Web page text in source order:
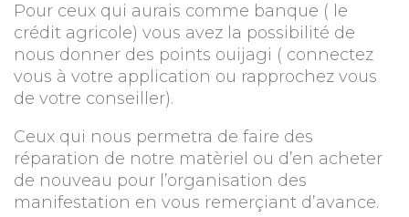
Pour ceux qui aurais comme banque ( le
crédit agricole) vous avez la possibilité de
nous donner des points ouijagi ( connectez
vous à votre application ou rapprochez vous
de votre conseiller).
Ceux qui nous permetra de faire des
réparation de notre matèriel ou d’en acheter
de nouveau pour l’organisation des
manifestation en vous remerçiant d’avance.